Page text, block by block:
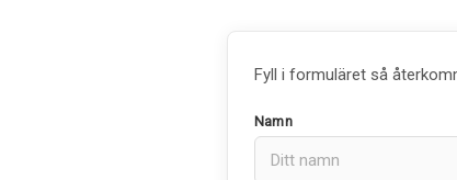
Fyll i formuläret så
Namn